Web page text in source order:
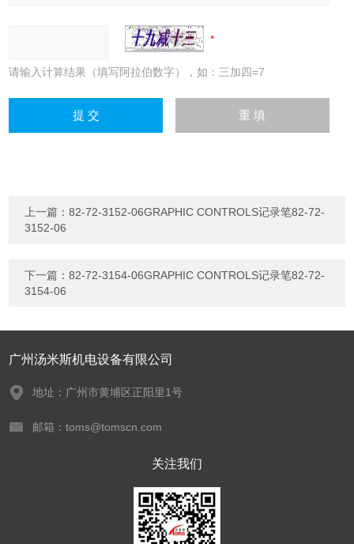
请输入计算结果（填写阿拉伯数字），如：三加四=7
上一篇：82-72-3152-06GRAPHIC CONTROLS记录笔82-72-
3152-06
下一篇：82-72-3154-06GRAPHIC CONTROLS记录笔82-72-
3154-06
广州汤米斯机电设备有限公司
地址：广州市黄埔区正阳里1号
邮箱：toms@tomscn.com
关注我们